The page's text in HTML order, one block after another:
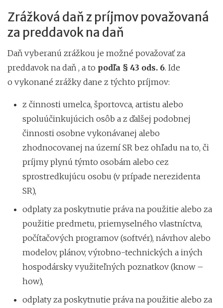
Zrážková daň z príjmov považovaná
za preddavok na daň
Daň vyberanú zrážkou je možné považovať za
preddavok na daň , a to podľa § 43 ods. 6. Ide
o vykonané zrážky dane z týchto príjmov:
z činnosti umelca, športovca, artistu alebo
spoluúčinkujúcich osôb a z ďalšej podobnej
činnosti osobne vykonávanej alebo
zhodnocovanej na území SR bez ohľadu na to, či
príjmy plynú týmto osobám alebo cez
sprostredkujúcu osobu (v prípade nerezidenta
SR),
odplaty za poskytnutie práva na použitie alebo za
použitie predmetu, priemyselného vlastníctva,
počítačových programov (softvér), návrhov alebo
modelov, plánov, výrobno-technických a iných
hospodársky využiteľných poznatkov (know –
how),
odplaty za poskytnutie práva na použitie alebo za